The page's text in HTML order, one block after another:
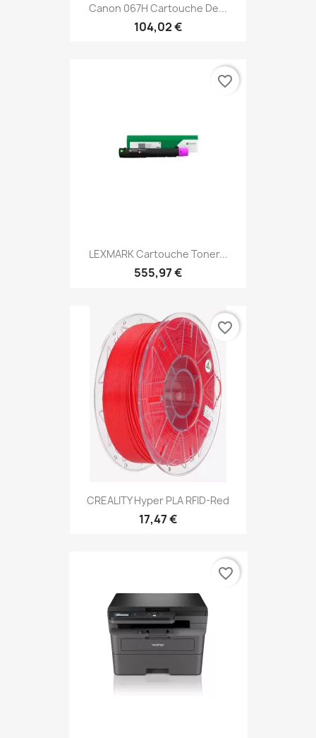
Canon 067H Cartouche De...
104,02 €
LEXMARK Cartouche Toner...
555,97 €
favorite_border
CREALITY Hyper PLA RFID-Red
17,47 €
favorite_border
favorite_border